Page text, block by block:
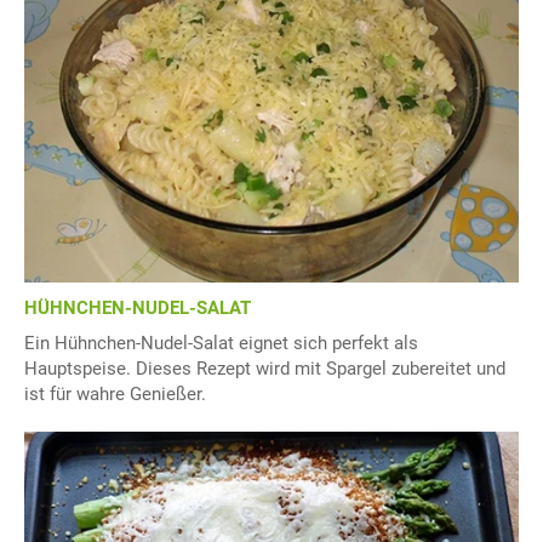
HÜHNCHEN-NUDEL-SALAT
Ein Hühnchen-Nudel-Salat eignet sich perfekt als
Hauptspeise. Dieses Rezept wird mit Spargel zubereitet und
ist für wahre Genießer.